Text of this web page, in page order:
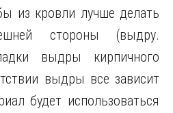
из кровли лучше делать
стороны (выдру.
выдры кирпичного
выдры все зависит
будет использоваться